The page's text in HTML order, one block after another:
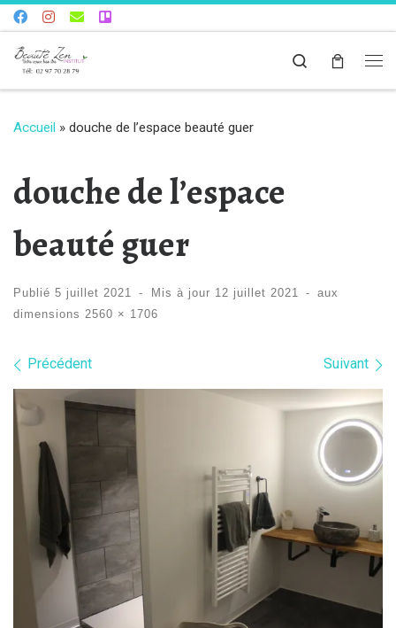
Skip to content
Search
Accueil » douche de l’espace beauté guer
douche de l’espace
beauté guer
Publié 5 juillet 2021 - Mis à jour 12 juillet 2021 -
aux
dimensions 2560 × 1706
Navigation dans les images
Précédent Suivant